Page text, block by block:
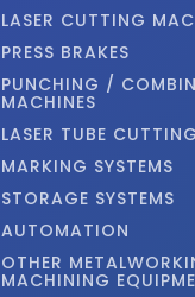
LASER CUTTING
PRESS BRAKES
PUNCHING /
MACHINES
LASER TUBE
MARKING SYSTEMS
STORAGE SYSTEMS
AUTOMATION
OTHER
MACHINING